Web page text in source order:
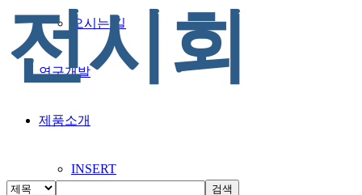
오시는 길
연구개발
제품소개
INSERT
전시회
검색